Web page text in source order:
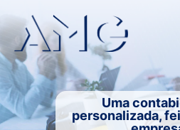
Uma
personalizada,